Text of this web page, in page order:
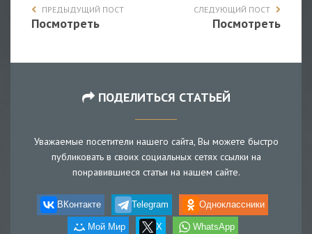
ПРЕДЫДУЩИЙ ПОСТ
Посмотреть
СЛЕДУЮЩИЙ ПОСТ
Посмотреть
ПОДЕЛИТЬСЯ СТАТЬЕЙ
Уважаемые посетители нашего сайта, Вы можете быстро
публиковать в своих социальных сетях ссылки на
понравившиеся статьи на нашем сайте.
ВКонтакте Telegram Одноклассники
Мой Мир X WhatsApp